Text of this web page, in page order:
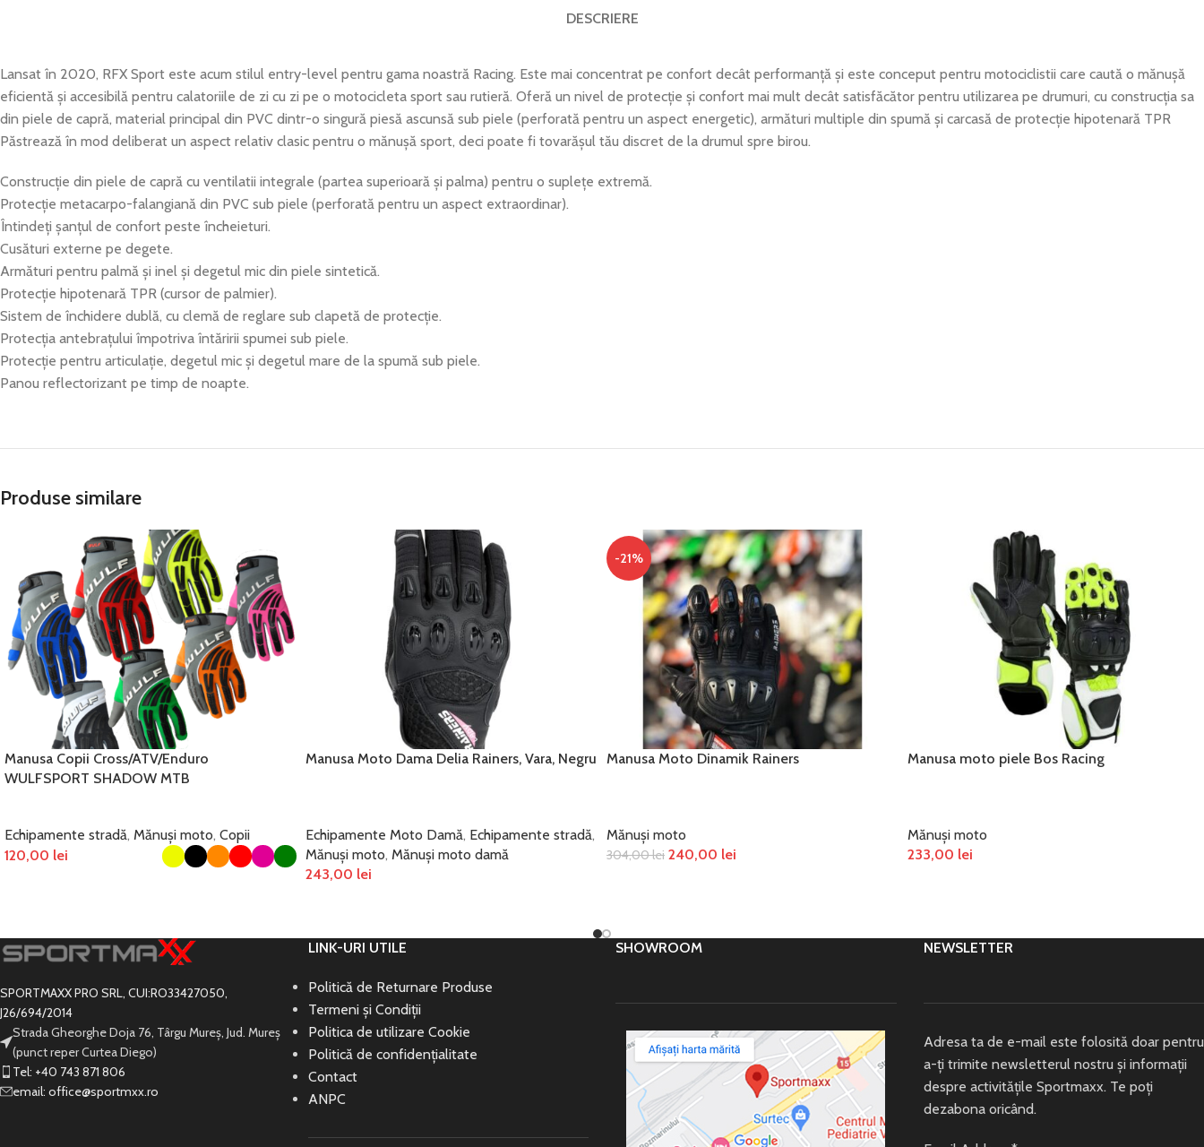
DESCRIERE
Lansat în 2020, RFX Sport este acum stilul entry-level pentru gama noastră Racing. Este mai concentrat pe confort decât performanță și este conceput pentru motociclistii care caută o mănușă
eficientă și accesibilă pentru calatoriile de zi cu zi pe o motocicleta sport sau rutieră. Oferă un nivel de protecție și confort mai mult decât satisfăcător pentru utilizarea pe drumuri, cu construcția sa
din piele de capră, material principal din PVC dintr-o singură piesă ascunsă sub piele (perforată pentru un aspect energetic), armături multiple din spumă și carcasă de protecție hipotenară TPR
Păstrează în mod deliberat un aspect relativ clasic pentru o mănușă sport, deci poate fi tovarășul tău discret de la drumul spre birou.
Construcție din piele de capră cu ventilatii integrale (partea superioară și palma) pentru o suplețe extremă.
Protecție metacarpo-falangiană din PVC sub piele (perforată pentru un aspect extraordinar).
Întindeți șanțul de confort peste încheieturi.
Cusături externe pe degete.
Armături pentru palmă și inel și degetul mic din piele sintetică.
Protecție hipotenară TPR (cursor de palmier).
Sistem de închidere dublă, cu clemă de reglare sub clapetă de protecție.
Protecția antebrațului împotriva întăririi spumei sub piele.
Protecție pentru articulație, degetul mic și degetul mare de la spumă sub piele.
Panou reflectorizant pe timp de noapte.
Produse similare
Manusa Copii Cross/ATV/Enduro
WULFSPORT SHADOW MTB
Echipamente stradă, Mănuși moto, Copii
120,00 lei
Manusa Moto Dama Delia Rainers, Vara, Negru
Echipamente Moto Damă, Echipamente stradă,
Mănuși moto, Mănuși moto damă
243,00 lei
-21%
Manusa Moto Dinamik Rainers
Mănuși moto
304,00lei 240,00 lei
Manusa moto piele Bos Racing
Mănuși moto
233,00 lei
SPORTMAXX PRO SRL, CUI:RO33427050,
J26/694/2014
Strada Gheorghe Doja 76, Târgu Mureș, Jud. Mureș
(punct reper Curtea Diego)
Tel: +40 743 871 806
email: office@sportmxx.ro
LINK-URI UTILE
Politică de Returnare Produse
Termeni și Condiții
Politica de utilizare Cookie
Politică de confidențialitate
Contact
ANPC
SHOWROOM NEWSLETTER
Adresa ta de e-mail este folosită doar pentru
a-ți trimite newsletterul nostru și informații
despre activitățile Sportmaxx. Te poți
dezabona oricând.